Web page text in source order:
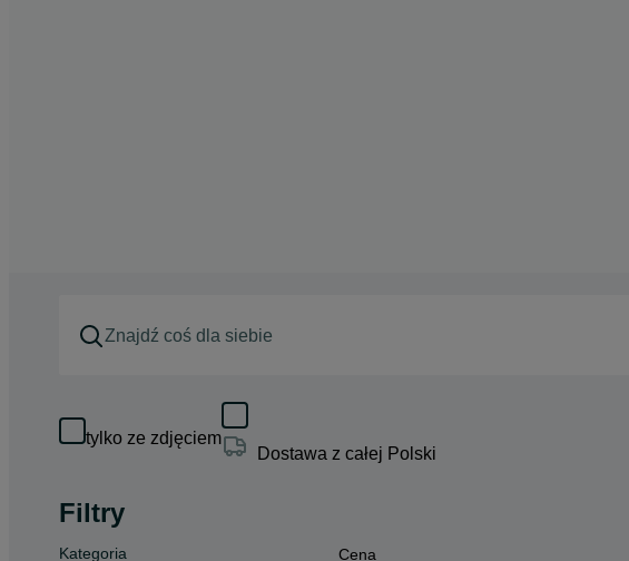
tylko ze zdjęciem
Dostawa z całej Polski
Filtry
Kategoria Cena